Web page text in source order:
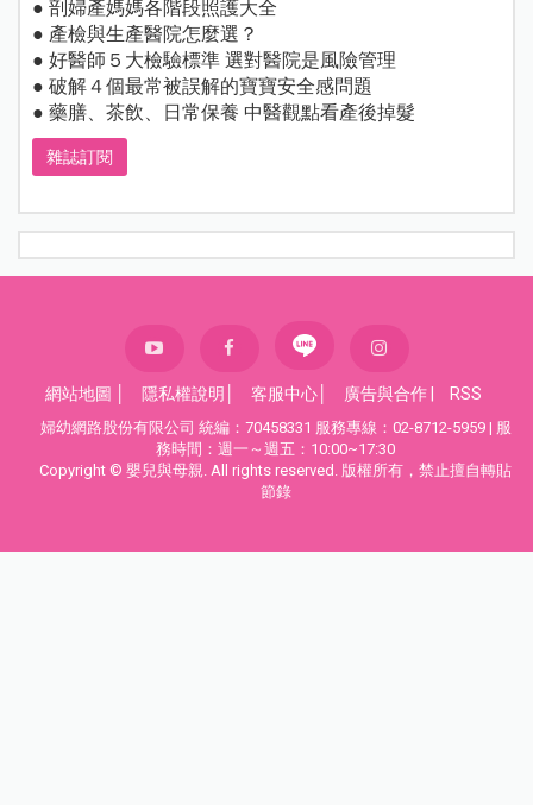
● 剖婦產媽媽各階段照護大全
● 產檢與生產醫院怎麼選？
● 好醫師５大檢驗標準 選對醫院是風險管理
● 破解４個最常被誤解的寶寶安全感問題
● 藥膳、茶飲、日常保養 中醫觀點看產後掉髮
雜誌訂閱
網站地圖 隱私權說明 客服中心 廣告與合作 RSS
婦幼網路股份有限公司 統編：70458331 服務專線：02-8712-5959 | 服
務時間：週一～週五：10:00~17:30
Copyright © 嬰兒與母親. All rights reserved. 版權所有，禁止擅自轉貼
節錄